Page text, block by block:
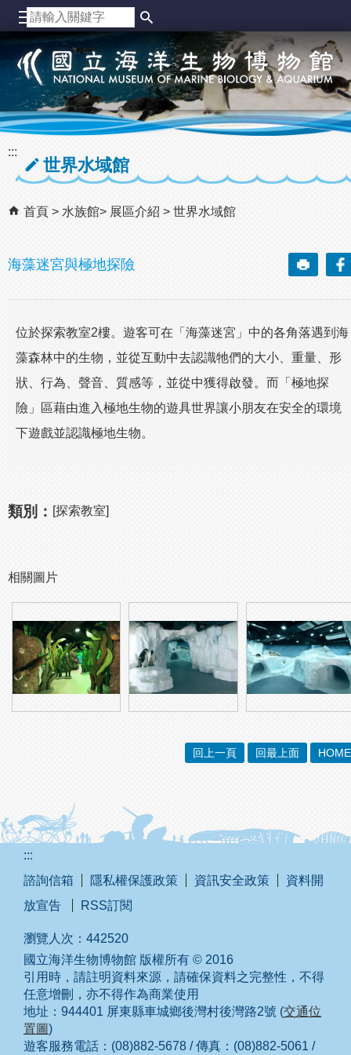
跳到主要內容區塊
:::
世界水域館
首頁 水族館 展區介紹 世界水域館
海藻迷宮與極地探險
位於探索教室2樓。遊客可在「海藻迷宮」中的各角落遇到海
藻森林中的生物，並從互動中去認識牠們的大小、重量、形
狀、行為、聲音、質感等，並從中獲得啟發。而「極地探
險」區藉由進入極地生物的遊具世界讓小朋友在安全的環境
下遊戲並認識極地生物。
類別： [探索教室]
相關圖片
回上一頁 回最上面 HOME
:::
諮詢信箱
隱私權保護政策 資訊安全政策
資料開
放宣告
RSS訂閱
瀏覽人次： 442520
國立海洋生物博物館 版權所有 © 2016
引用時，請註明資料來源，請確保資料之完整性，不得
任意增刪，亦不得作為商業使用
地址：944401 屏東縣車城鄉後灣村後灣路2號 (交通位
置圖)
遊客服務電話：(08)882-5678 / 傳真：(08)882-5061 /